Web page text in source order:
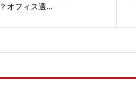
オフィス選...